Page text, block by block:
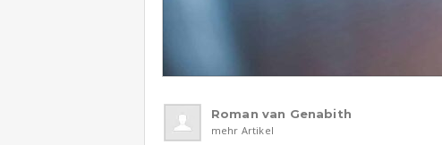
Roman van Genabith
mehr Artikel